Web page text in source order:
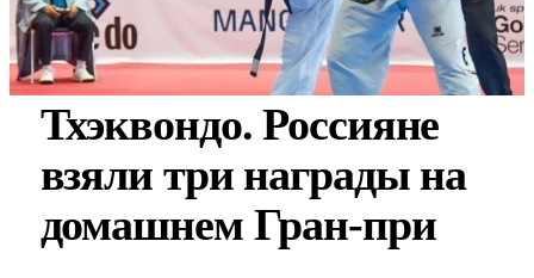
Тхэквондо. Россияне
взяли три награды на
домашнем Гран-при